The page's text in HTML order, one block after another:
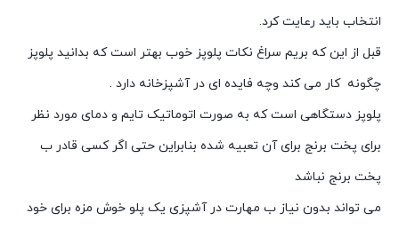
انتخاب باید رعایت کرد.
قبل از این که بریم سراغ نکات پلوپز خوب بهتر است که بدانید پلوپز
چگونه کار می کند وچه فایده ای در آشپزخانه دارد .
پلوپز دستگاهی است که به صورت اتوماتیک تایم و دمای مورد نظر
برای پخت برنج برای آن تعبیه شده بنابراین حتی اگر کسی قادر ب
پخت برنج نباشد
می تواند بدون نیاز ب مهارت در آشپزی یک پلو خوش مزه برای خود